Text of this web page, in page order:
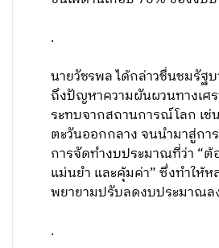
.
นายวัชรพล ได้กล่าวชื่นชมรัฐ
ถึงปัญหาความผันผวนทางเศ
ระทบจากสถานการณ์โลก เช่
ตะวันออกกลาง จนนำมาสู่กา
การจัดทำงบประมาณที่ว่า “ต้
แม่นยำ และคุ้มค่า” ซึ่งทำให้ห
พยายามปรับลดงบประมาณล
.